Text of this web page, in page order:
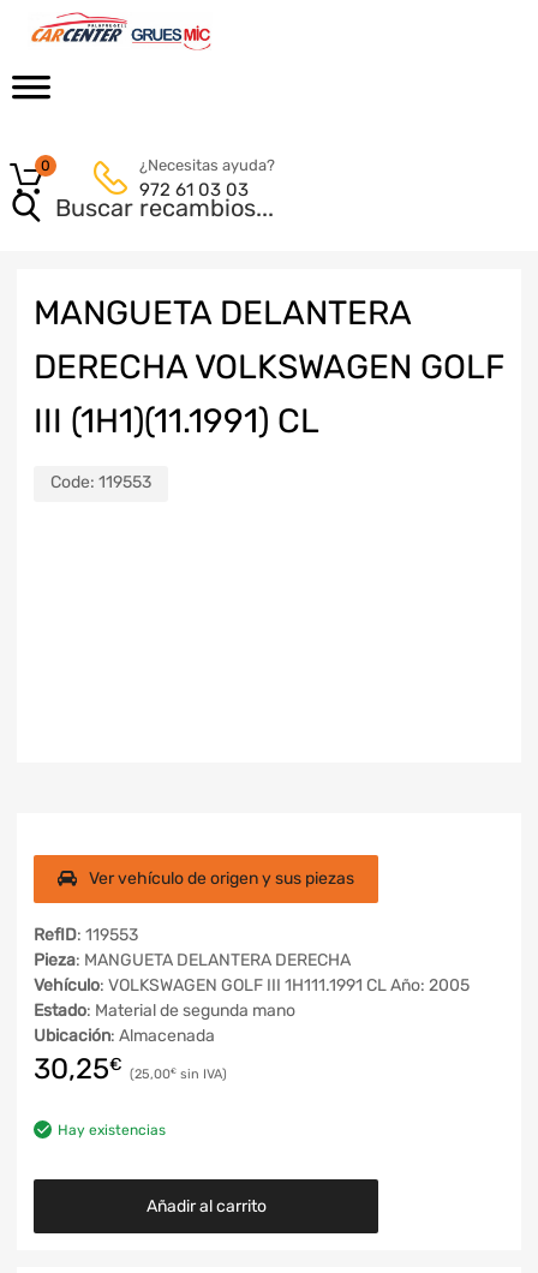
¿Necesitas ayuda?
972 61 03 03
0
MANGUETA DELANTERA
DERECHA VOLKSWAGEN GOLF
III (1H1)(11.1991) CL
Code: 119553
Ver vehículo de origen y sus piezas
RefID: 119553
Pieza: MANGUETA DELANTERA DERECHA
Vehículo: VOLKSWAGEN GOLF III 1H111.1991 CL Año: 2005
Estado: Material de segunda mano
Ubicación: Almacenada
30,25€ 25,00€
Hay existencias
Añadir al carrito